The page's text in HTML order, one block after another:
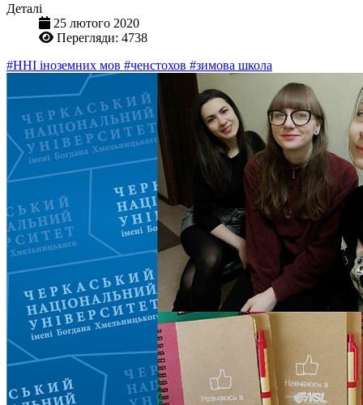
Деталі
25 лютого 2020
Перегляди: 4738
#ННІ іноземних мов #ченстохов #зимова школа